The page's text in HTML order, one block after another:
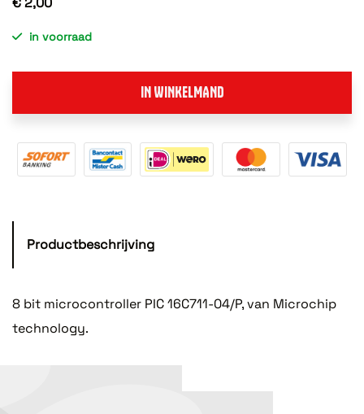
in voorraad
IN WINKELMAND
Productbeschrijving
8 bit microcontroller PIC 16C711-04/P, van Microchip
technology.